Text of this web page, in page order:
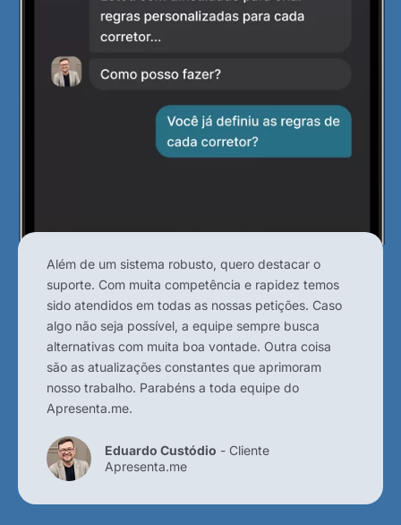
Além de um sistema robusto, quero destacar o
suporte. Com muita competência e rapidez temos
sido atendidos em todas as nossas petições. Caso
algo não seja possível, a equipe sempre busca
alternativas com muita boa vontade. Outra coisa
são as atualizações constantes que aprimoram
nosso trabalho. Parabéns a toda equipe do
Apresenta.me.
Eduardo Custódio - Cliente
Apresenta.me